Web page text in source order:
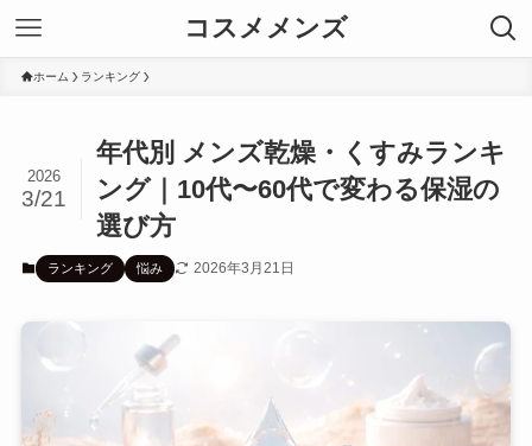
コスメメンズ
ホーム ランキング
年代別 メンズ乾燥・くすみランキ
ング｜10代〜60代で変わる保湿の
選び方
2026
3/21
ランキング 悩み 2026年3月21日